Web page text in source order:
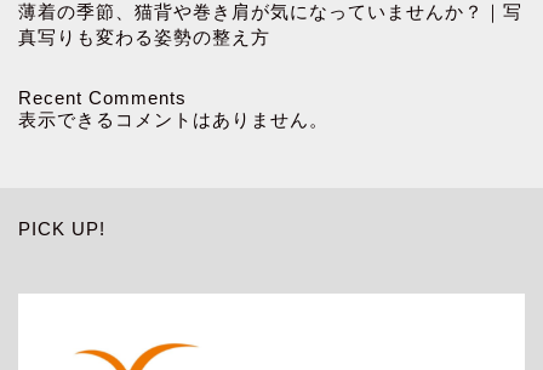
薄着の季節、猫背や巻き肩が気になっていませんか？｜写
真写りも変わる姿勢の整え方
Recent Comments
表示できるコメントはありません。
PICK UP!